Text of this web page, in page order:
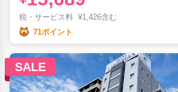
税・サービス料 ¥1,426含む
71ポイント
SALE